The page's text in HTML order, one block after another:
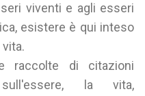
viventi e agli esseri
esistere è qui inteso
raccolte di citazioni
la vita,